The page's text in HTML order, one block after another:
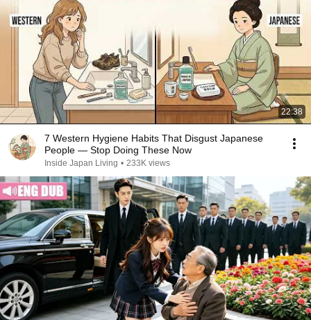
22:38
7 Western Hygiene Habits That Disgust Japanese
People — Stop Doing These Now
Inside Japan Living • 233K views